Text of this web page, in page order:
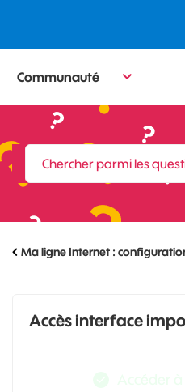
Communauté
Ma ligne Internet :
Accès interface